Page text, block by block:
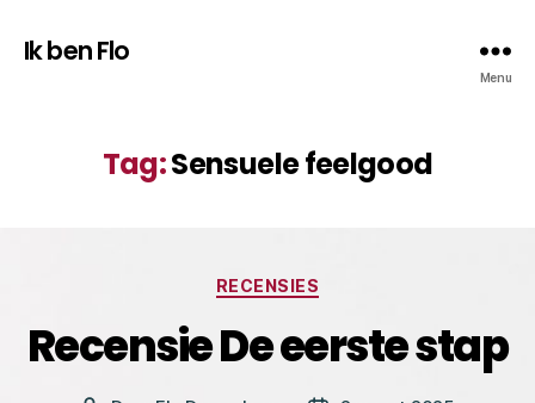
Ik ben Flo
Menu
Tag:Sensuele feelgood
Categorieën
RECENSIES
Recensie De eerste stap